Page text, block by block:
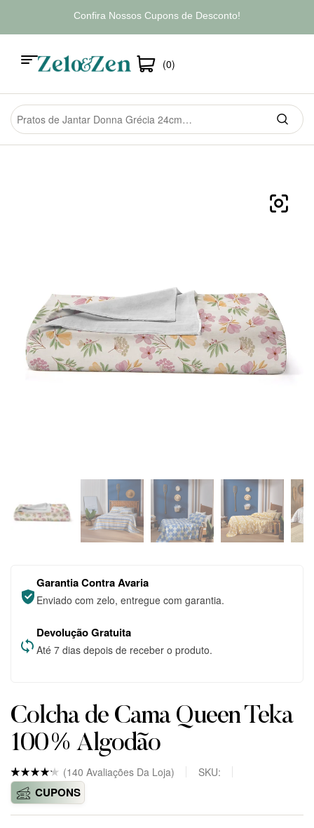
Confira Nossos Cupons de Desconto!
(0)
Garantia Contra Avaria
Enviado com zelo, entregue com garantia.
Devolução Gratuita
Até 7 dias depois de receber o produto.
Colcha de Cama Queen Teka
100% Algodão
Nota 4.8
de 5
baseado
em
5
(140 Avaliações Da Loja) SKU:
CUPONS